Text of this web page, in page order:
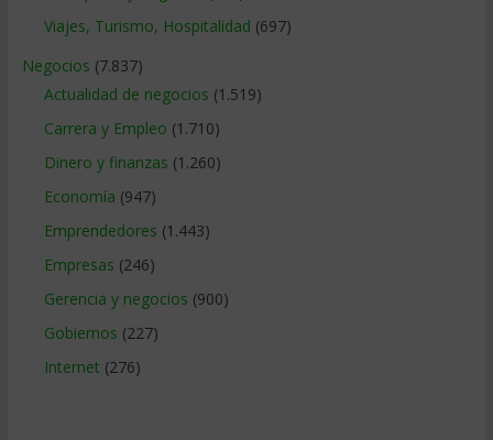
Viajes, Turismo, Hospitalidad (697)
Negocios (7.837)
Actualidad de negocios (1.519)
Carrera y Empleo (1.710)
Dinero y finanzas (1.260)
Economía (947)
Emprendedores (1.443)
Empresas (246)
Gerencia y negocios (900)
Gobiernos (227)
Internet (276)